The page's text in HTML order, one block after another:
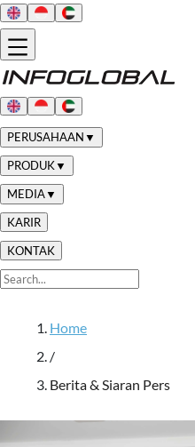
PERUSAHAAN▼
PRODUK▼
MEDIA▼
KARIR
KONTAK
Home
/
Berita & Siaran Pers